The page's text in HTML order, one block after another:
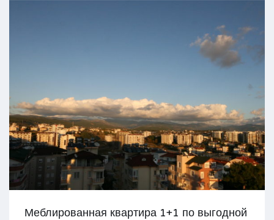
Меблированная квартира 1+1 по выгодной